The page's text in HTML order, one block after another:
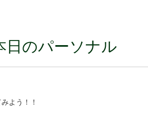
日のパーソナル
よう！！